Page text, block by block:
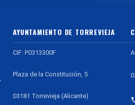
AYUNTAMIENTO DE TORREVIEJA
CIF: P0313300F
Plaza de la Constitución, 5
03181 Torrevieja (Alicante)